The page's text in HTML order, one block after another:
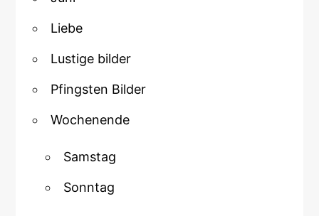
Liebe
Lustige bilder
Pfingsten Bilder
Wochenende
Samstag
Sonntag